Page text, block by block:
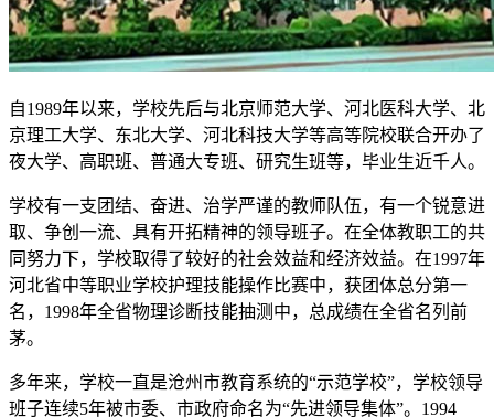
自1989年以来，学校先后与北京师范大学、河北医科大学、北
京理工大学、东北大学、河北科技大学等高等院校联合开办了
夜大学、高职班、普通大专班、研究生班等，毕业生近千人。
学校有一支团结、奋进、治学严谨的教师队伍，有一个锐意进
取、争创一流、具有开拓精神的领导班子。在全体教职工的共
同努力下，学校取得了较好的社会效益和经济效益。在1997年
河北省中等职业学校护理技能操作比赛中，获团体总分第一
名，1998年全省物理诊断技能抽测中，总成绩在全省名列前
茅。
多年来，学校一直是沧州市教育系统的“示范学校”，学校领导
班子连续5年被市委、市政府命名为“先进领导集体”。1994